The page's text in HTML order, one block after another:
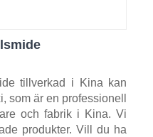
tillverkad i Kina kan
som är en professionell
och fabrik i Kina. Vi
produkter. Vill du ha